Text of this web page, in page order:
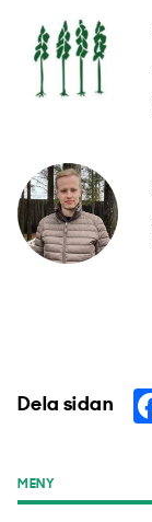
Dela sidan
MENY